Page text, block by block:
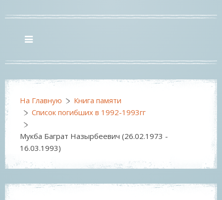
На Главную
Книга памяти
Список погибших в 1992-1993гг
Мукба Баграт Назырбеевич (26.02.1973 -
16.03.1993)